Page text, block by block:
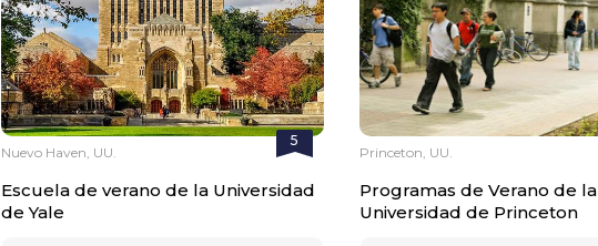
5
Nuevo Haven, UU.
Escuela de verano de la Universidad
de Yale
Princeton, UU.
Programas de Verano de la
Universidad de Princeton